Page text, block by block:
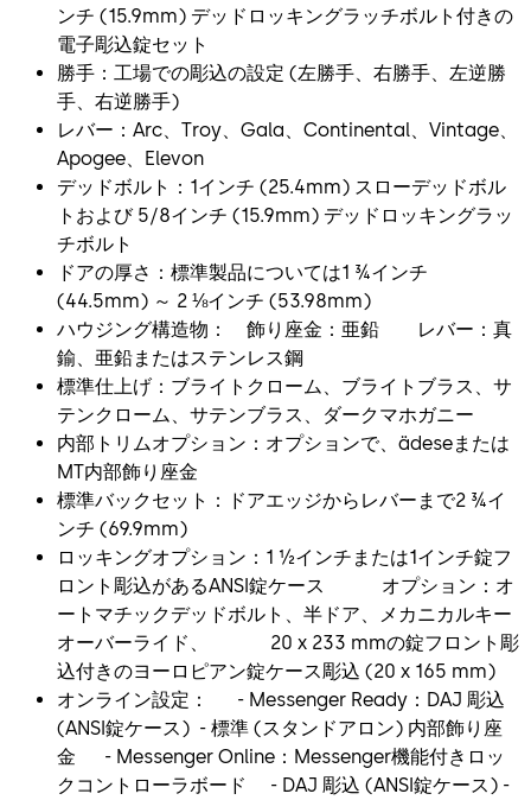
ンチ (15.9mm) デッドロッキングラッチボルト付きの
電子彫込錠セット
勝手：工場での彫込の設定 (左勝手、右勝手、左逆勝
手、右逆勝手)
レバー：Arc、Troy、Gala、Continental、Vintage、
Apogee、Elevon
デッドボルト：1インチ (25.4mm) スローデッドボル
トおよび 5/8インチ (15.9mm) デッドロッキングラッ
チボルト
ドアの厚さ：標準製品については1 ¾インチ
(44.5mm) ～ 2 ⅛インチ (53.98mm)
ハウジング構造物： 飾り座金：亜鉛 レバー：真
鍮、亜鉛またはステンレス鋼
標準仕上げ：ブライトクローム、ブライトブラス、サ
テンクローム、サテンブラス、ダークマホガニー
内部トリムオプション：オプションで、ädeseまたは
MT内部飾り座金
標準バックセット：ドアエッジからレバーまで2 ¾イ
ンチ (69.9mm)
ロッキングオプション：1 ½インチまたは1インチ錠フ
ロント彫込があるANSI錠ケース オプション：オ
ートマチックデッドボルト、半ドア、メカニカルキー
オーバーライド、 20 x 233 mmの錠フロント彫
込付きのヨーロピアン錠ケース彫込 (20 x 165 mm)
オンライン設定： - Messenger Ready：DAJ 彫込
(ANSI錠ケース) - 標準 (スタンドアロン) 内部飾り座
金 - Messenger Online：Messenger機能付きロッ
クコントローラボード - DAJ 彫込 (ANSI錠ケース) -